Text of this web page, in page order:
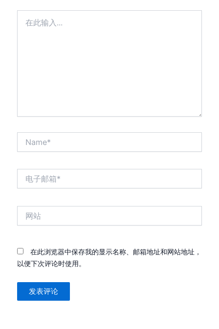
在此浏览器中保存我的显示名称、邮箱地址和网站地址，
以便下次评论时使用。